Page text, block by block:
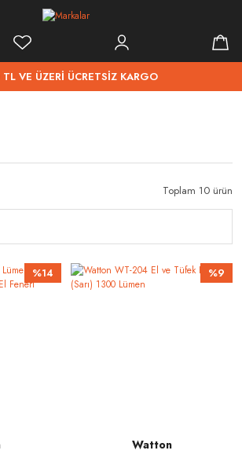
VE ÜZERİ ÜCRETSİZ KARGO
Toplam 10 ürün
%14 %9
Watton